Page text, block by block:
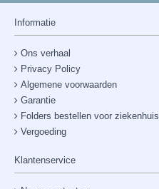
Informatie
Ons verhaal
Privacy Policy
Algemene voorwaarden
Garantie
Folders bestellen voor ziekenhuis
Vergoeding
Klantenservice